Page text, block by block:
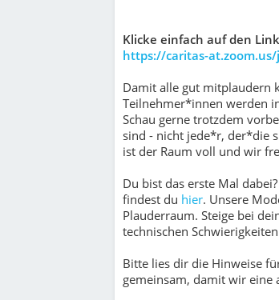
Klicke einfach auf den
https://caritas-
Damit alle gut mitplaudern
Teilnehmer*innen werden
Schau gerne trotzdem
sind - nicht jede*r, der*die
ist der Raum voll und wir
Du bist das erste Mal
findest du hier. Unsere
Plauderraum. Steige bei
technischen
Bitte lies dir die Hinweise
gemeinsam, damit wir eine